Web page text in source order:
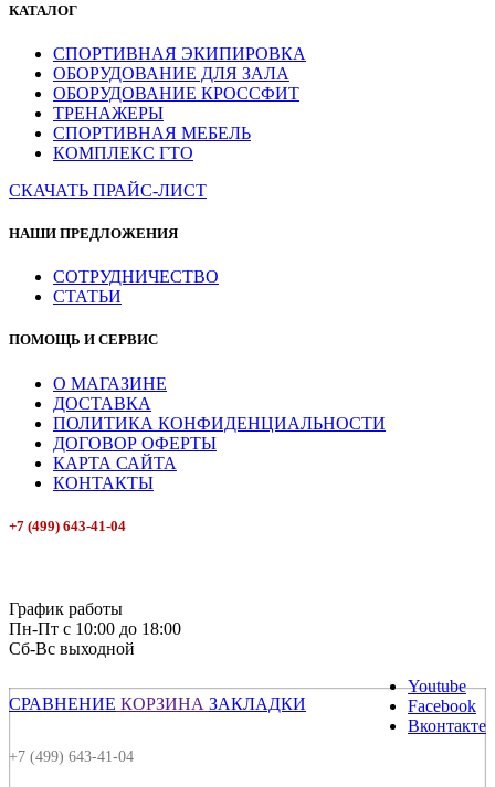
КАТАЛОГ
СПОРТИВНАЯ ЭКИПИРОВКА
ОБОРУДОВАНИЕ ДЛЯ ЗАЛА
ОБОРУДОВАНИЕ КРОССФИТ
ТРЕНАЖЕРЫ
СПОРТИВНАЯ МЕБЕЛЬ
КОМПЛЕКС ГТО
СКАЧАТЬ ПРАЙС-ЛИСТ
НАШИ ПРЕДЛОЖЕНИЯ
СОТРУДНИЧЕСТВО
СТАТЬИ
ПОМОЩЬ И СЕРВИС
О МАГАЗИНЕ
ДОСТАВКА
ПОЛИТИКА КОНФИДЕНЦИАЛЬНОСТИ
ДОГОВОР ОФЕРТЫ
КАРТА САЙТА
КОНТАКТЫ
+7 (499) 643-41-04
График работы
Пн-Пт с 10:00 до 18:00
Сб-Вс выходной
Youtube
Facebook
Вконтакте
СРАВНЕНИЕ КОРЗИНА ЗАКЛАДКИ
+7 (499) 643-41-04